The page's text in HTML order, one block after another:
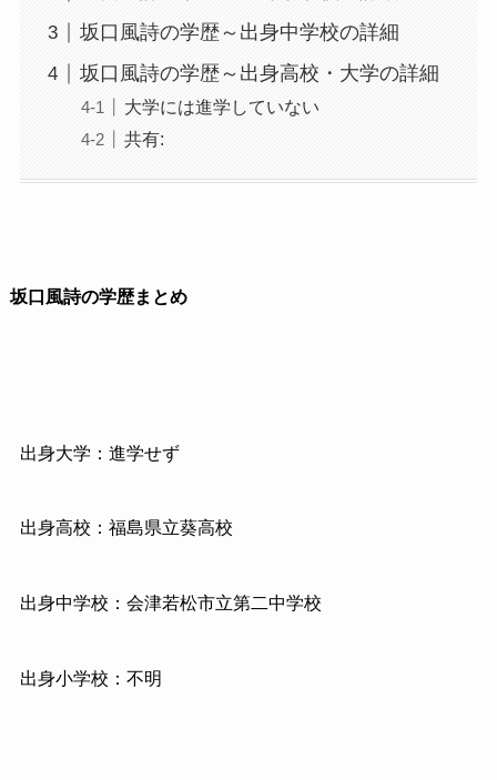
坂口風詩の学歴～出身中学校の詳細
坂口風詩の学歴～出身高校・大学の詳細
大学には進学していない
共有:
坂口風詩の学歴まとめ
出身大学：進学せず
出身高校：福島県立葵高校
出身中学校：会津若松市立第二中学校
出身小学校：不明